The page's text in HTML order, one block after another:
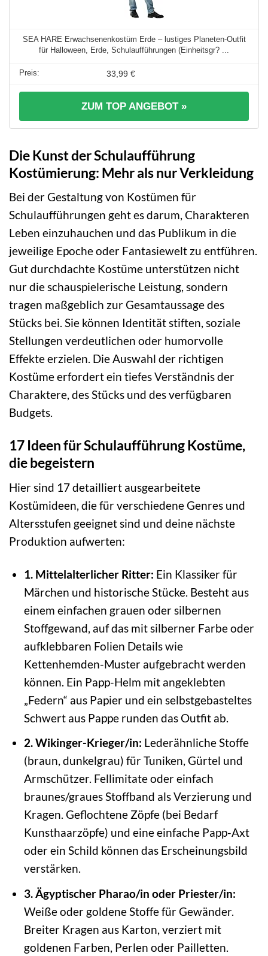
SEA HARE Erwachsenenkostüm Erde – lustiges Planeten-Outfit
für Halloween, Erde, Schulaufführungen (Einheitsgr? ...
33,99 €
ZUM TOP ANGEBOT »
Die Kunst der Schulaufführung
Kostümierung: Mehr als nur Verkleidung
Bei der Gestaltung von Kostümen für
Schulaufführungen geht es darum, Charakteren
Leben einzuhauchen und das Publikum in die
jeweilige Epoche oder Fantasiewelt zu entführen.
Gut durchdachte Kostüme unterstützen nicht
nur die schauspielerische Leistung, sondern
tragen maßgeblich zur Gesamtaussage des
Stücks bei. Sie können Identität stiften, soziale
Stellungen verdeutlichen oder humorvolle
Effekte erzielen. Die Auswahl der richtigen
Kostüme erfordert ein tiefes Verständnis der
Charaktere, des Stücks und des verfügbaren
Budgets.
17 Ideen für Schulaufführung Kostüme,
die begeistern
Hier sind 17 detailliert ausgearbeitete
Kostümideen, die für verschiedene Genres und
Altersstufen geeignet sind und deine nächste
Produktion aufwerten:
1. Mittelalterlicher Ritter: Ein Klassiker für
Märchen und historische Stücke. Besteht aus
einem einfachen grauen oder silbernen
Stoffgewand, auf das mit silberner Farbe oder
aufklebbaren Folien Details wie
Kettenhemden-Muster aufgebracht werden
können. Ein Papp-Helm mit angeklebten
„Federn“ aus Papier und ein selbstgebasteltes
Schwert aus Pappe runden das Outfit ab.
2. Wikinger-Krieger/in: Lederähnliche Stoffe
(braun, dunkelgrau) für Tuniken, Gürtel und
Armschützer. Fellimitate oder einfach
braunes/graues Stoffband als Verzierung und
Kragen. Geflochtene Zöpfe (bei Bedarf
Kunsthaarzöpfe) und eine einfache Papp-Axt
oder ein Schild können das Erscheinungsbild
verstärken.
3. Ägyptischer Pharao/in oder Priester/in:
Weiße oder goldene Stoffe für Gewänder.
Breiter Kragen aus Karton, verziert mit
goldenen Farben, Perlen oder Pailletten.